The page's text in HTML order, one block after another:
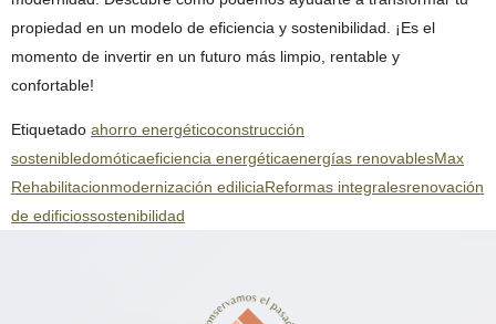
propiedad en un modelo de eficiencia y sostenibilidad. ¡Es el
momento de invertir en un futuro más limpio, rentable y
confortable!
Etiquetado ahorro energéticoconstrucción
sostenibledomóticaeficiencia energéticaenergías renovablesMax
Rehabilitacionmodernización ediliciaReformas integralesrenovación
de edificiossostenibilidad